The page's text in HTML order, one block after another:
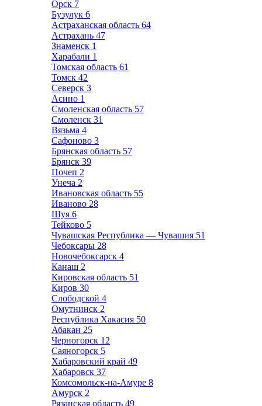
Орск 7
Бузулук 6
Астраханская область 64
Астрахань 47
Знаменск 1
Харабали 1
Томская область 61
Томск 42
Северск 3
Асино 1
Смоленская область 57
Смоленск 31
Вязьма 4
Сафоново 3
Брянская область 57
Брянск 39
Почеп 2
Унеча 2
Ивановская область 55
Иваново 28
Шуя 6
Тейково 5
Чувашская Республика — Чувашия 51
Чебоксары 28
Новочебоксарск 4
Канаш 2
Кировская область 51
Киров 30
Слободской 4
Омутнинск 2
Республика Хакасия 50
Абакан 25
Черногорск 12
Саяногорск 5
Хабаровский край 49
Хабаровск 37
Комсомольск-на-Амуре 8
Амурск 2
Рязанская область 49